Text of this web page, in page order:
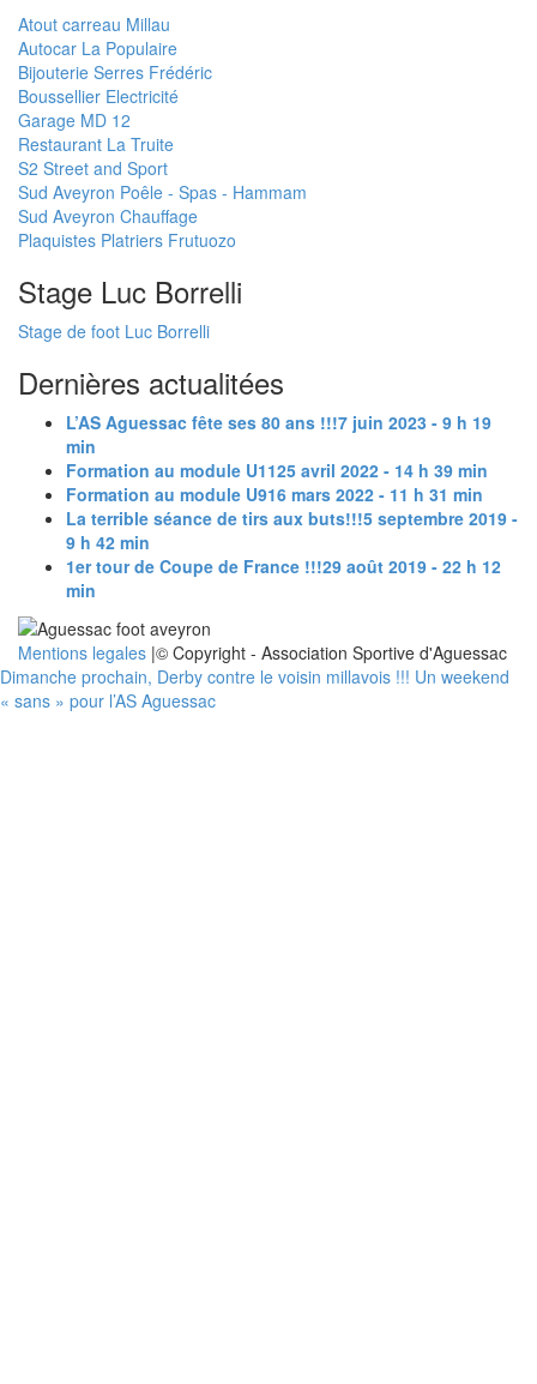
Atout carreau Millau
Autocar La Populaire
Bijouterie Serres Frédéric
Boussellier Electricité
Garage MD 12
Restaurant La Truite
S2 Street and Sport
Sud Aveyron Poêle - Spas - Hammam
Sud Aveyron Chauffage
Plaquistes Platriers Frutuozo
Stage Luc Borrelli
Stage de foot Luc Borrelli
Dernières actualitées
L’AS Aguessac fête ses 80 ans !!!7 juin 2023 - 9 h 19
min
Formation au module U1125 avril 2022 - 14 h 39 min
Formation au module U916 mars 2022 - 11 h 31 min
La terrible séance de tirs aux buts!!!5 septembre 2019 -
9 h 42 min
1er tour de Coupe de France !!!29 août 2019 - 22 h 12
min
Mentions legales |© Copyright - Association Sportive d'Aguessac
Dimanche prochain, Derby contre le voisin millavois !!! Un weekend
« sans » pour l’AS Aguessac